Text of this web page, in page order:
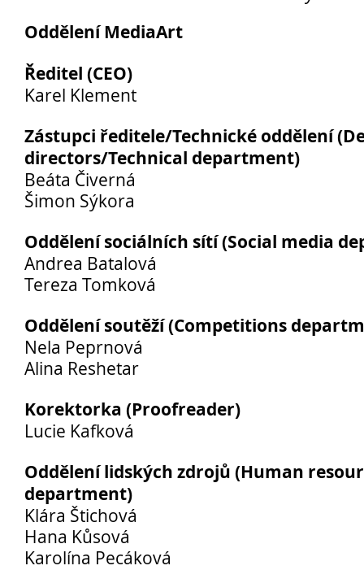
Kontakty
Lidé
Školská rada
Pedagogický sbor
Metodička prevence
Psycholog PPP
Úspěchy studentů
Soutěže
Vršovický lev
Evento
31. mezinárodní veletrh FIF
Antre
MediaArt
Oddělení MediaArt
Ředitel (CEO)
Karel Klement
Zástupci ředitele/Technické oddělení
directors/Technical department)
Beáta Čiverná
Šimon Sýkora
Oddělení sociálních sítí (Social media
Andrea Batalová
Tereza Tomková
Oddělení soutěží (Competitions
Nela Peprnová
Alina Reshetar
Korektorka (Proofreader)
Lucie Kafková
Oddělení lidských zdrojů (Human
department)
Klára Štichová
Hana Kůsová
Karolína Pecáková